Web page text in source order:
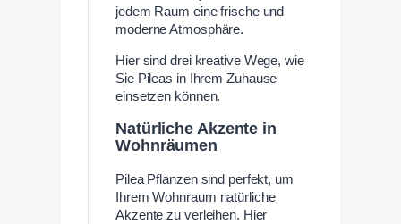
jedem Raum eine frische und
moderne Atmosphäre.
Hier sind drei kreative Wege, wie
Sie Pileas in Ihrem Zuhause
einsetzen können.
Natürliche Akzente in
Wohnräumen
Pilea Pflanzen sind perfekt, um
Ihrem Wohnraum natürliche
Akzente zu verleihen. Hier